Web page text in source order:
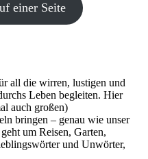
einer Seite
all die wirren, lustigen und
Leben begleiten. Hier
auch großen)
bringen – genau wie unser
um Reisen, Garten,
und Unwörter,